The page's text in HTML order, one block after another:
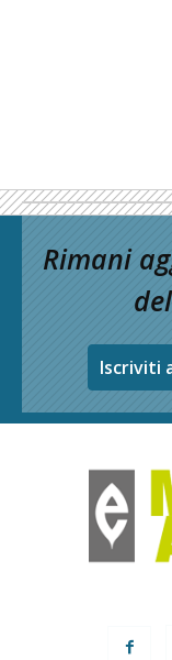
Rimani
Iscriviti